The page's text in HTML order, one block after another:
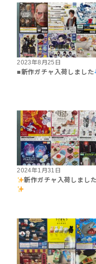
2023年8月25日
■新作ガチャ入荷しました
2024年1月31日
新作ガチャ入荷しまし